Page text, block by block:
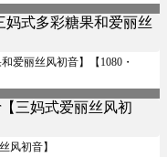
爱丽丝风初音】【1080・
风初音】